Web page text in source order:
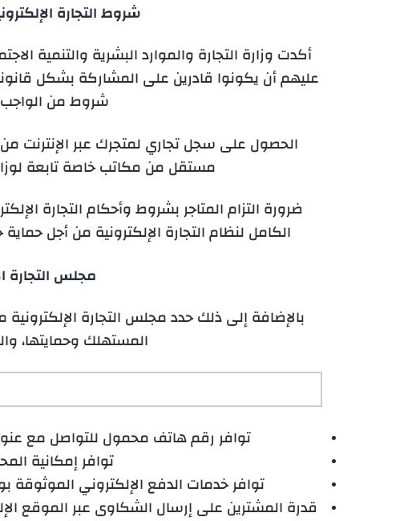
شروط التجارة
أكدت وزارة التجارة والموارد البشرية والتنمية
عليهم أن يكونوا قادرين على المشاركة بشكل
شروط من الواجب
الحصول على سجل تجاري لمتجرك عبر الإنترنت
مستقل من مكاتب خاصة تابعة
ضرورة التزام المتاجر بشروط وأحكام التجارة
الكامل لنظام التجارة الإلكترونية من أجل
مجلس التجارة
بالإضافة إلى ذلك حدد مجلس التجارة
المستهلك وحمايتها،
توافر رقم هاتف محمول للتواصل مع
توافر إمكانية
توافر خدمات الدفع الإلكتروني
قدرة المشترين على إرسال الشكاوى عبر الموقع